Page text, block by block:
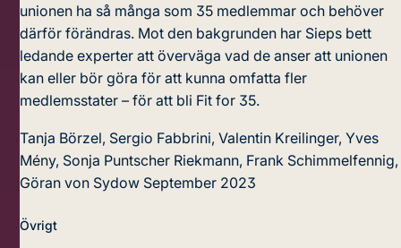
unionen ha så många som 35 medlemmar och behöver
därför förändras. Mot den bakgrunden har Sieps bett
ledande experter att överväga vad de anser att unionen
kan eller bör göra för att kunna omfatta fler
medlemsstater – för att bli Fit for 35.
Tanja Börzel, Sergio Fabbrini, Valentin Kreilinger, Yves
Mény, Sonja Puntscher Riekmann, Frank Schimmelfennig,
Göran von Sydow September 2023
Övrigt